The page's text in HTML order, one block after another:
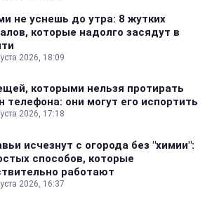
не уснешь до утра: 8 жутких
которые надолго засядут в
2026, 18:09
которыми нельзя протирать
телефона: они могут его испортить
2026, 17:18
исчезнут с огорода без "химии":
способов, которые
работают
2026, 16:37